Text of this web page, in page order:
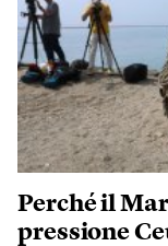
Perché il
pressione